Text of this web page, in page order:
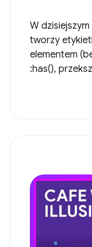
W
tworzy
elementem
:has(),